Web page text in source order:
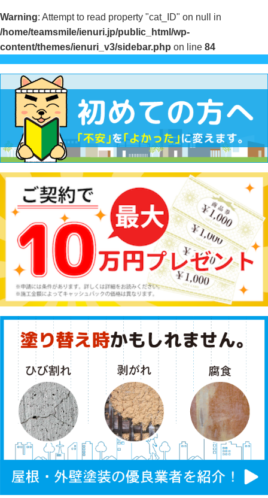
Warning: Attempt to read property "cat_ID" on null in
/home/teamsmile/ienuri.jp/public_html/wp-
content/themes/ienuri_v3/sidebar.php on line 84